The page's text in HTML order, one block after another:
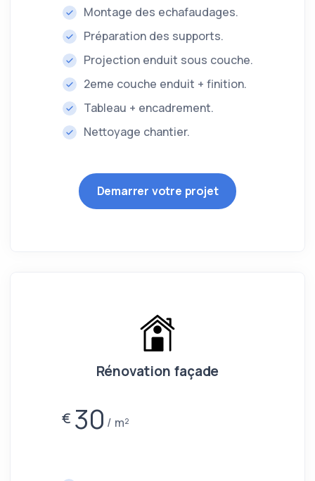
Montage des echafaudages.
Préparation des supports.
Projection enduit sous couche.
2eme couche enduit + finition.
Tableau + encadrement.
Nettoyage chantier.
Demarrer votre projet
Rénovation façade
€ 30 m²